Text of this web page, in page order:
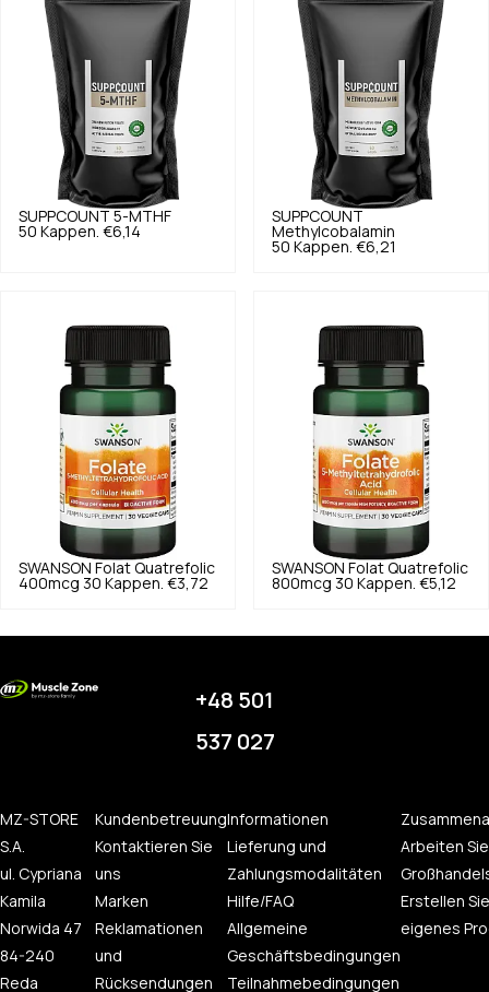
SUPPCOUNT 5-MTHF
50 Kappen. €6,14
SUPPCOUNT
Methylcobalamin
50 Kappen. €6,21
SWANSON Folat Quatrefolic
400mcg 30 Kappen. €3,72
SWANSON Folat Quatrefolic
800mcg 30 Kappen. €5,12
+48 501
537 027
MZ-STORE
S.A.
ul. Cypriana
Kamila
Norwida 47
84-240
Reda
Kundenbetreuung
Kontaktieren Sie
uns
Marken
Reklamationen
und
Rücksendungen
Informationen
Lieferung und
Zahlungsmodalitäten
Hilfe/FAQ
Allgemeine
Geschäftsbedingungen
Teilnahmebedingungen
Arbeiten
Erstellen
eigenes